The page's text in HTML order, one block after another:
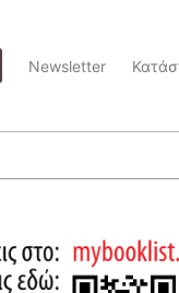
Newsletter